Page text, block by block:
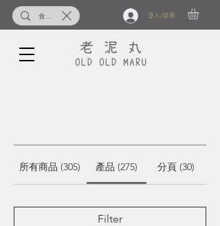
登入/註冊
所有商品 (305) 產品 (275) 分頁 (30)
Filter